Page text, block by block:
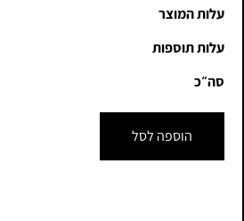
עלות המוצר
עלות תוספות
סה״כ
הוספה לסל